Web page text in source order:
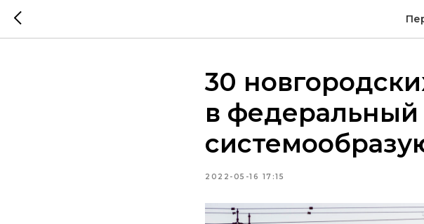
30
в федеральный
2022-05-16 17:15